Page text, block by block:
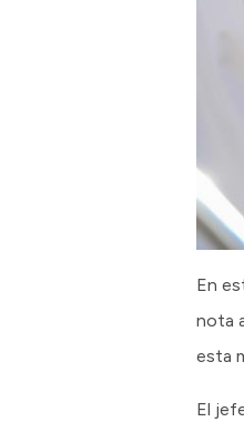
En
nota
esta
El